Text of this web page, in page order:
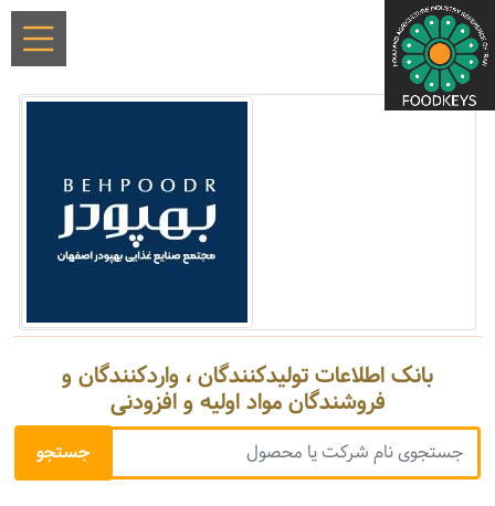
بانک اطلاعات تولیدکنندگان ، واردکنندگان و
فروشندگان مواد اولیه و افزودنی